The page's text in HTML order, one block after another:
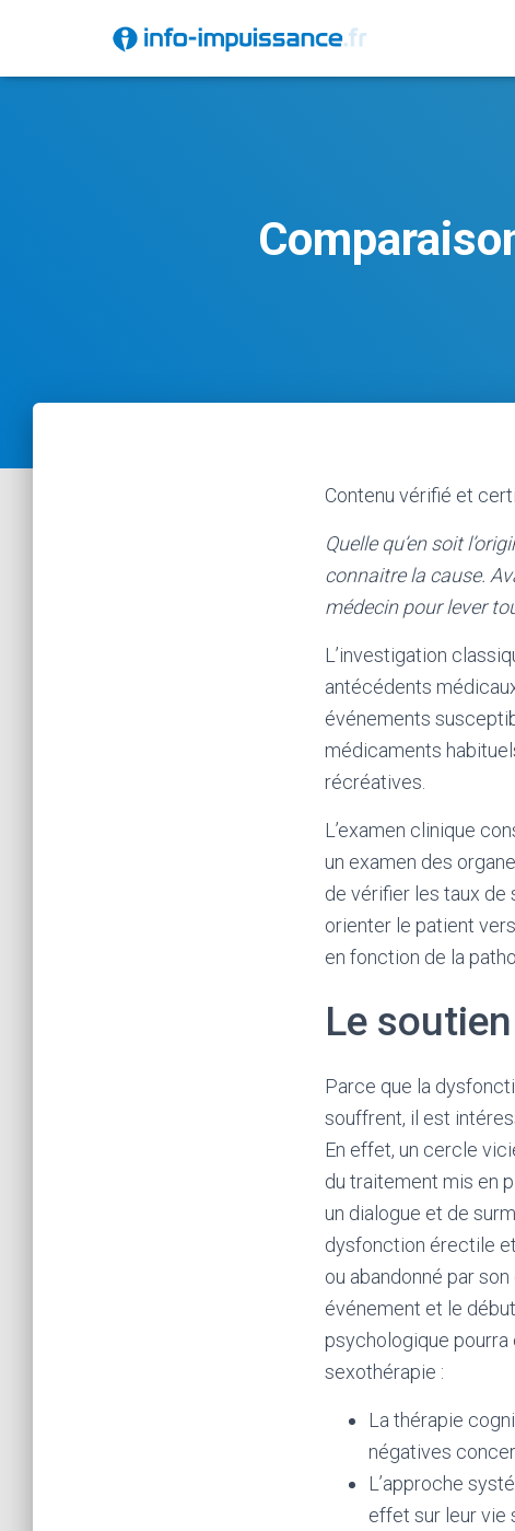
Contenu vérifié et
Quelle qu’en soit
connaitre la cause.
médecin pour lever
L’investigation
antécédents
événements
médicaments
récréatives.
L’examen clinique
un examen des
de vérifier les taux de
orienter le patient
en fonction de la
Le
Parce que la
souffrent, il est
En effet, un cercle
du traitement mis en
un dialogue et de
dysfonction érectile
ou abandonné par
événement et le
psychologique
sexothérapie :
La thérapie
négatives
L’approche
effet sur leur vie